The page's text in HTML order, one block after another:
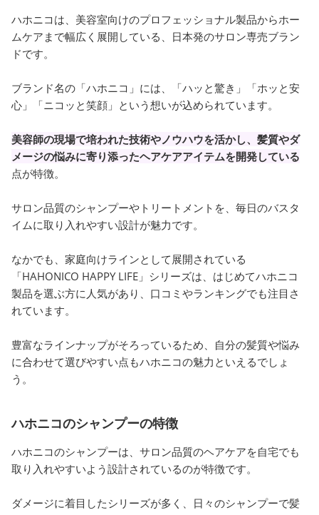
ハホニコは、美容室向けのプロフェッショナル製品からホー
ムケアまで幅広く展開している、日本発のサロン専売ブラン
ドです。
ブランド名の「ハホニコ」には、「ハッと驚き」「ホッと安
心」「ニコッと笑顔」という想いが込められています。
美容師の現場で培われた技術やノウハウを活かし、髪質やダ
メージの悩みに寄り添ったヘアケアアイテムを開発している
点が特徴。
サロン品質のシャンプーやトリートメントを、毎日のバスタ
イムに取り入れやすい設計が魅力です。
なかでも、家庭向けラインとして展開されている
「HAHONICO HAPPY LIFE」シリーズは、はじめてハホニコ
製品を選ぶ方に人気があり、口コミやランキングでも注目さ
れています。
豊富なラインナップがそろっているため、自分の髪質や悩み
に合わせて選びやすい点もハホニコの魅力といえるでしょ
う。
ハホニコのシャンプーの特徴
ハホニコのシャンプーは、サロン品質のヘアケアを自宅でも
取り入れやすいよう設計されているのが特徴です。
ダメージに着目したシリーズが多く、日々のシャンプーで髪